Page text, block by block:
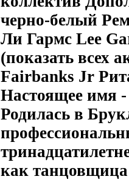
черно-белый
Ли Гармс Lee
(показать всех
Fairbanks Jr
Настоящее имя
Родилась в
как танцовщица